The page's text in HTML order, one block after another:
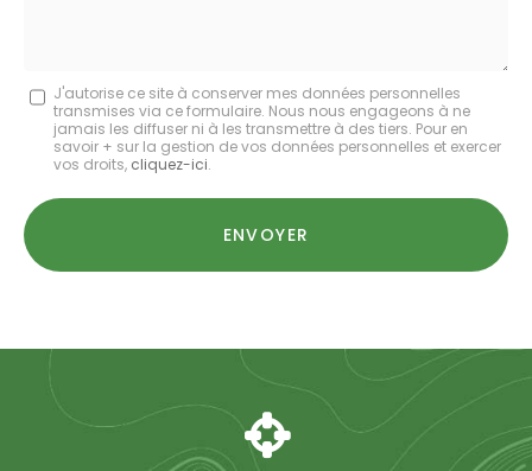
Message
J'autorise ce site à conserver mes données personnelles
transmises via ce formulaire. Nous nous engageons à ne
jamais les diffuser ni à les transmettre à des tiers. Pour en
savoir + sur la gestion de vos données personnelles et exercer
vos droits, cliquez-ici.
Acceptation
RGPD
*
ENVOYER